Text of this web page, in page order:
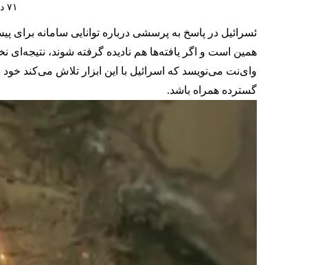
۷۱ درصد آمریکایی‌ها معتقدند هوش مصنوعی می‌تواند مشاغل انسانی را حذف کند
ئسرائیل در پاسخ به پرسشی درباره توانایی سامانه
همین است و اگر یافته‌ها هم نادیده گرفته شوند، نتیجه‌ای
وای‌نت می‌نویسد که اسرائیل با این ابزار تلاش می‌کند خود
گسترده همراه باشد.